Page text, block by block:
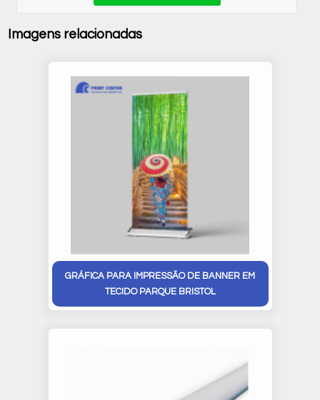
Imagens relacionadas
GRÁFICA PARA IMPRESSÃO DE BANNER EM
TECIDO PARQUE BRISTOL